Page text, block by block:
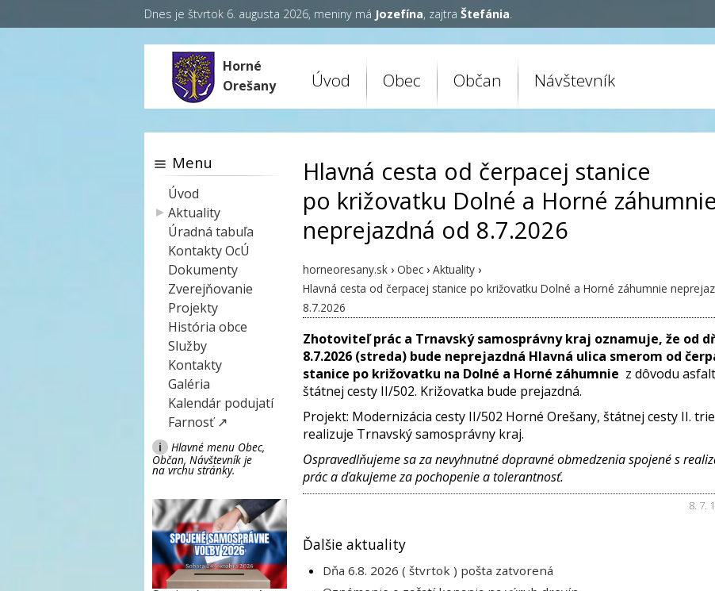
Dnes je štvrtok 6. augusta 2026, meniny má Jozefína, zajtra Štefánia.
Horné
Orešany
Úvod Obec Občan Návštevník
Hlavná cesta od čerpacej stanice
po križovatku Dolné a Horné záhumnie
neprejazdná od 8.7.2026
horneoresany.sk › Obec › Aktuality ›
Hlavná cesta od čerpacej stanice po križovatku Dolné a Horné záhumnie
8.7.2026
Zhotoviteľ prác a Trnavský samosprávny kraj oznamuje, že od
8.7.2026 (streda) bude neprejazdná Hlavná ulica smerom od
stanice po križovatku na Dolné a Horné záhumnie z dôvodu
štátnej cesty II/502. Križovatka bude prejazdná.
Projekt: Modernizácia cesty II/502 Horné Orešany, štátnej cesty II.
realizuje Trnavský samosprávny kraj.
Ospravedlňujeme sa za nevyhnutné dopravné obmedzenia spojené s
prác a ďakujeme za pochopenie a tolerantnosť.
8. 7.
Ďalšie aktuality
Dňa 6.8. 2026 ( štvrtok ) pošta zatvorená
Menu
Úvod
Aktuality
Úradná tabuľa
Kontakty OcÚ
Dokumenty
Zverejňovanie
Projekty
História obce
Služby
Kontakty
Galéria
Kalendár podujatí
Farnosť ↗
i
Hlavné menu Obec,
Občan, Návštevník je
na vrchu stránky.